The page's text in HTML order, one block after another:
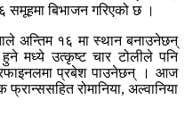
समूहमा बिभाजन गरिएको छ ।
अन्तिम १६ मा स्थान बनाउनेछन्
मध्ये उत्कृष्ट चार टोलीले पनि
प्रबेश पाउनेछन् । आज
रोमानिया, अल्वानिया